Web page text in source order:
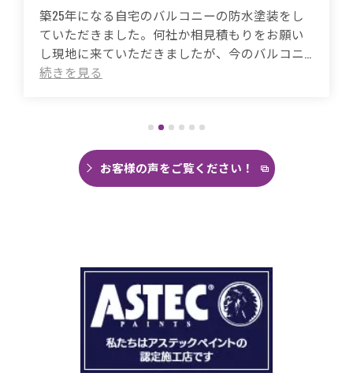
築50年の自宅、20年程前から雨漏りに悩まされ
ていました。
これまで3度天井から雨漏りしてその都度雨漏り
箇所は修繕してもらいましたがスッキリ直った
がなく雨の日は憂鬱で仕方ありませんでした。
今回は絶対に原因を特定して修繕してほしいと
思い毎日口コミを見て井澤産業さんにたどり着
くことができました。
瓦の劣化がだいぶ進んでいて所々でヒビや1箇所
穴が空いているのもわりました。
本当は屋根全部を変えたいところでしたが、こ
の先10数年で住み替え予定なので瓦の差し替え
をお願いしました。
お客様の声をご覧ください！